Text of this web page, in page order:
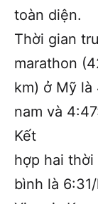
toàn diện.
Thời gian
marathon
km) ở Mỹ là
nam và
Kết
hợp hai
bình là